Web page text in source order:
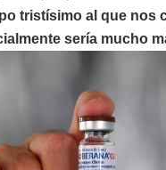
tristísimo al que nos
sería mucho